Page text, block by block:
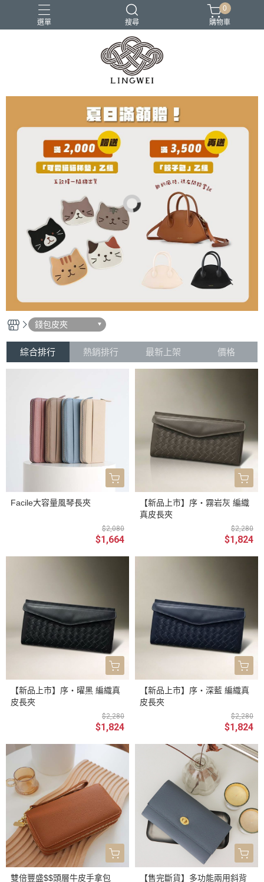
選單 搜尋
最美筆電包 筆電包
0
購物車
錢包皮夾
綜合排行 熱銷排行 最新上架 價格
Facile大容量風琴長夾
$2,080
$1,664
【新品上市】序・霧岩灰 編織
真皮長夾
$2,280
$1,824
【新品上市】序・曜黑 編織真
皮長夾
$2,280
$1,824
【新品上市】序・深藍 編織真
皮長夾
$2,280
$1,824
雙倍豐盛$$頭層牛皮手拿包
【售完斷貨】多功能兩用斜背